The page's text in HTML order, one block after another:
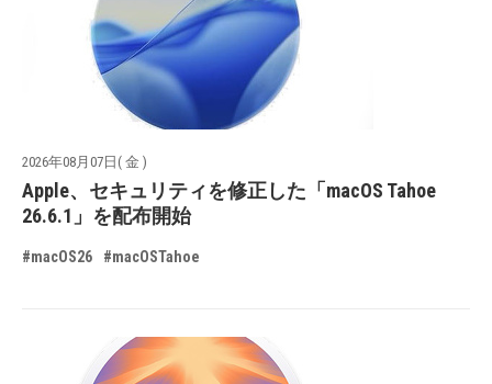
2026年08月07日( 金 )
Apple、セキュリティを修正した「macOS Tahoe
26.6.1」を配布開始
#macOS26 #macOSTahoe